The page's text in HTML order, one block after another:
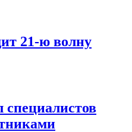
21-ю волну
специалистов